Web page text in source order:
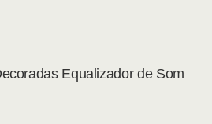
Equalizador de Som